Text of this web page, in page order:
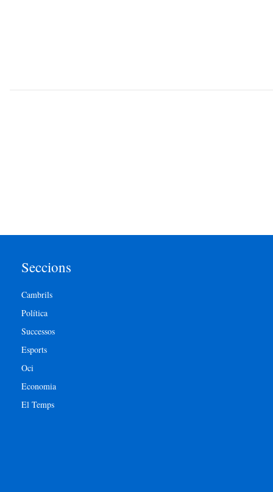
Seccions
Cambrils
Política
Successos
Esports
Oci
Economia
El Temps